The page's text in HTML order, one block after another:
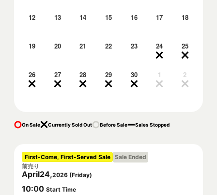
12 13 14 15 16 17 18
19 20 21 22 23 24 25
26 27 28 29 30 1 2
On Sale Currently Sold Out Before Sale Sales Stopped
First-Come, First-Served Sale Sale Ended
前売り
April24,2026 (Friday)
10:00 Start Time